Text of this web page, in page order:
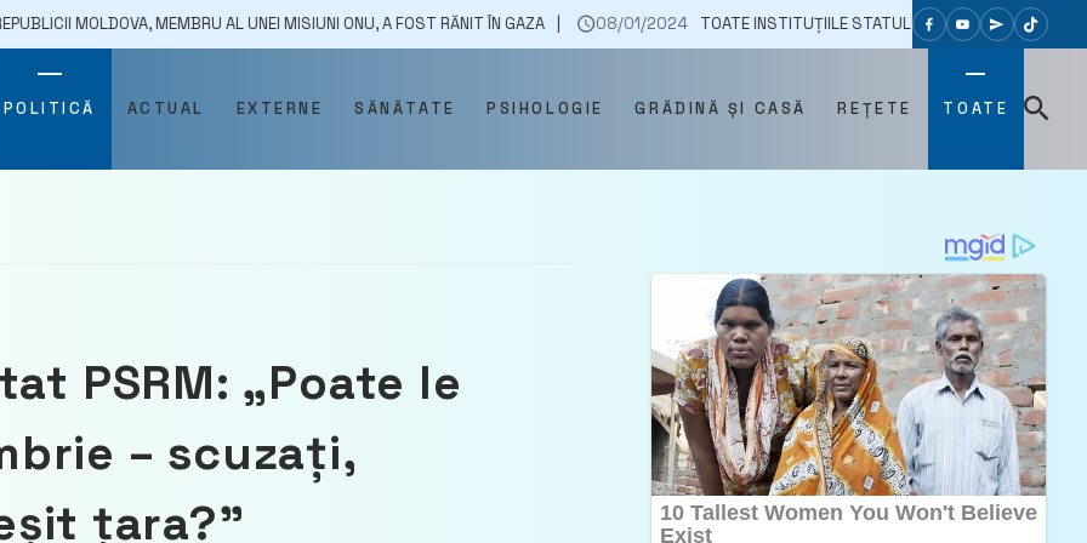
MEMBRU AL UNEI MISIUNI ONU, A FOST RĂNIT ÎN GAZA 08/01/2024 TOATE INSTITUȚIILE STATULUI SUNT MOBILIZATE PENTRU A
POLITICĂ ACTUAL EXTERNE SĂNĂTATE PSIHOLOGIE GRĂDINĂ ȘI CASĂ REȚETE TOATE
PSRM: „Poate le
– scuzați,
țara?”